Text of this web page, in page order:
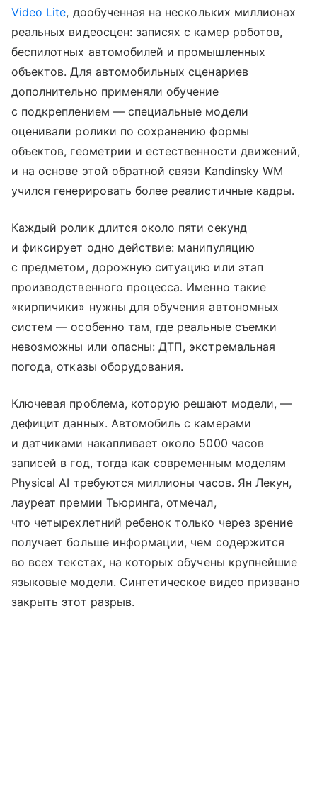
Video Lite, дообученная на нескольких миллионах
реальных видеосцен: записях с камер роботов,
беспилотных автомобилей и промышленных
объектов. Для автомобильных сценариев
дополнительно применяли обучение
с подкреплением — специальные модели
оценивали ролики по сохранению формы
объектов, геометрии и естественности движений,
и на основе этой обратной связи Kandinsky WM
учился генерировать более реалистичные кадры.
Каждый ролик длится около пяти секунд
и фиксирует одно действие: манипуляцию
с предметом, дорожную ситуацию или этап
производственного процесса. Именно такие
«кирпичики» нужны для обучения автономных
систем — особенно там, где реальные съемки
невозможны или опасны: ДТП, экстремальная
погода, отказы оборудования.
Ключевая проблема, которую решают модели, —
дефицит данных. Автомобиль с камерами
и датчиками накапливает около 5000 часов
записей в год, тогда как современным моделям
Physical AI требуются миллионы часов. Ян Лекун,
лауреат премии Тьюринга, отмечал,
что четырехлетний ребенок только через зрение
получает больше информации, чем содержится
во всех текстах, на которых обучены крупнейшие
языковые модели. Синтетическое видео призвано
закрыть этот разрыв.